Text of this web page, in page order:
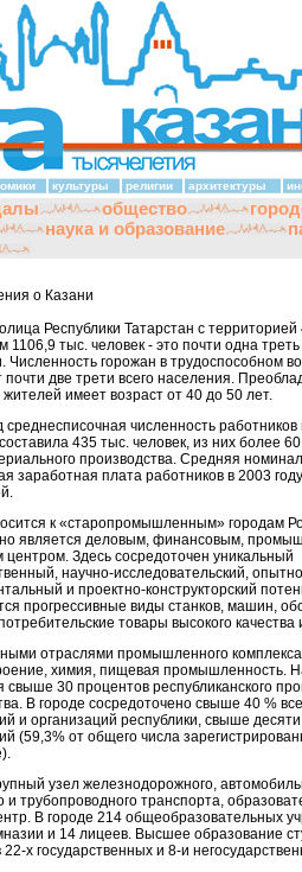
культуры религии архитектуры
общество
наука и образование
о Казани
Республики Татарстан с территорией
1106,9 тыс. человек - это почти одна
Численность горожан в трудоспособном
почти две трети всего населения.
жителей имеет возраст от 40 до 50 лет.
среднесписочная численность работников
435 тыс. человек, из них более
производства. Средняя
заработная плата работников в 2003
к «старопромышленным» городам
является деловым, финансовым,
центром. Здесь сосредоточен уникальный
научно-исследовательский,
и проектно-конструкторский
прогрессивные виды станков, машин,
товары высокого качества
отраслями промышленного
химия, пищевая промышленность.
свыше 30 процентов республиканского
В городе сосредоточено свыше 40 %
и организаций республики, свыше
(59,3% от общего числа
узел железнодорожного,
и трубопроводного транспорта,
В городе 214 общеобразовательных
и 14 лицеев. Высшее образование
х государственных и 8-и